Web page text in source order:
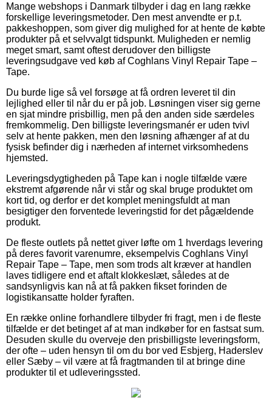
Mange webshops i Danmark tilbyder i dag en lang række
forskellige leveringsmetoder. Den mest anvendte er p.t.
pakkeshoppen, som giver dig mulighed for at hente de købte
produkter på et selvvalgt tidspunkt. Muligheden er nemlig
meget smart, samt oftest derudover den billigste
leveringsudgave ved køb af Coghlans Vinyl Repair Tape –
Tape.
Du burde lige så vel forsøge at få ordren leveret til din
lejlighed eller til når du er på job. Løsningen viser sig gerne
en sjat mindre prisbillig, men på den anden side særdeles
fremkommelig. Den billigste leveringsmanér er uden tvivl
selv at hente pakken, men den løsning afhænger af at du
fysisk befinder dig i nærheden af internet virksomhedens
hjemsted.
Leveringsdygtigheden på Tape kan i nogle tilfælde være
ekstremt afgørende når vi står og skal bruge produktet om
kort tid, og derfor er det komplet meningsfuldt at man
besigtiger den forventede leveringstid for det pågældende
produkt.
De fleste outlets på nettet giver løfte om 1 hverdags levering
på deres favorit varenumre, eksempelvis Coghlans Vinyl
Repair Tape – Tape, men som trods alt kræver at handlen
laves tidligere end et aftalt klokkeslæt, således at de
sandsynligvis kan nå at få pakken fikset forinden de
logistikansatte holder fyraften.
En række online forhandlere tilbyder fri fragt, men i de fleste
tilfælde er det betinget af at man indkøber for en fastsat sum.
Desuden skulle du overveje den prisbilligste leveringsform,
der ofte – uden hensyn til om du bor ved Esbjerg, Haderslev
eller Sæby – vil være at få fragtmanden til at bringe dine
produkter til et udleveringssted.